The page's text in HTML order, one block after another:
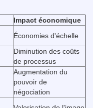
Impact économique
Économies d'échelle
Diminution des coûts
de processus
Augmentation du
pouvoir de
négociation